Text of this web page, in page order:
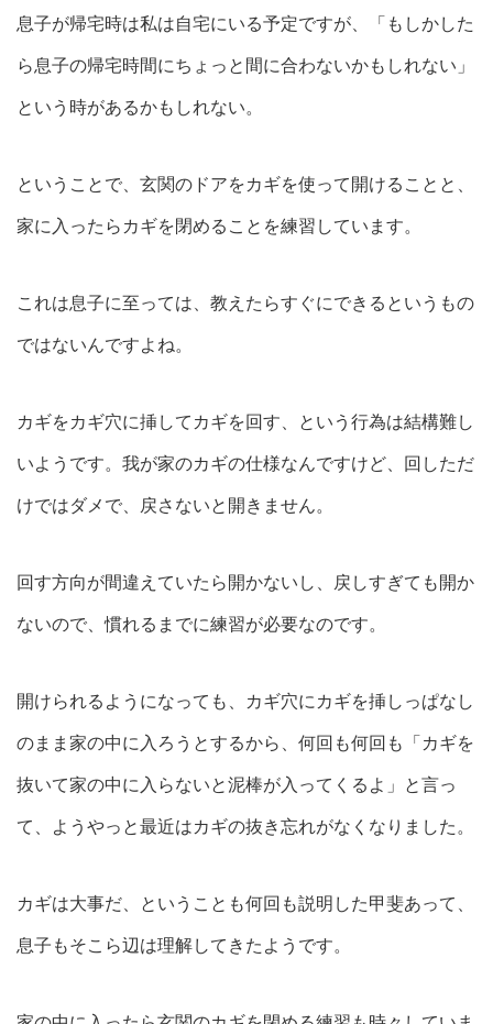
息子が帰宅時は私は自宅にいる予定ですが、「もしかした
ら息子の帰宅時間にちょっと間に合わないかもしれない」
という時があるかもしれない。
ということで、玄関のドアをカギを使って開けることと、
家に入ったらカギを閉めることを練習しています。
これは息子に至っては、教えたらすぐにできるというもの
ではないんですよね。
カギをカギ穴に挿してカギを回す、という行為は結構難し
いようです。我が家のカギの仕様なんですけど、回しただ
けではダメで、戻さないと開きません。
回す方向が間違えていたら開かないし、戻しすぎても開か
ないので、慣れるまでに練習が必要なのです。
開けられるようになっても、カギ穴にカギを挿しっぱなし
のまま家の中に入ろうとするから、何回も何回も「カギを
抜いて家の中に入らないと泥棒が入ってくるよ」と言っ
て、ようやっと最近はカギの抜き忘れがなくなりました。
カギは大事だ、ということも何回も説明した甲斐あって、
息子もそこら辺は理解してきたようです。